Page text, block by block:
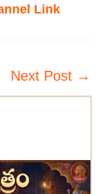
Link
Next Post →